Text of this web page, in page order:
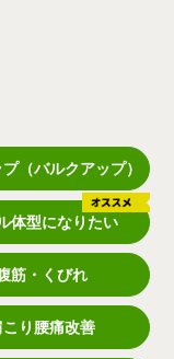
（バルクアップ）
体型になりたい
筋・くびれ
こり腰痛改善